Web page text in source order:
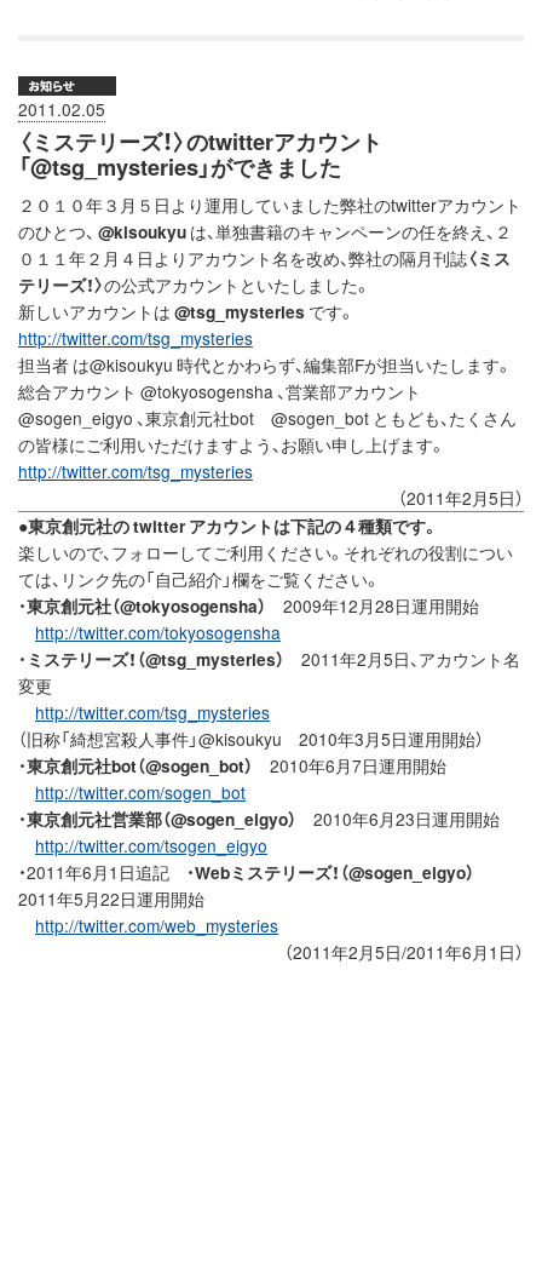
2011.02.05
〈ミステリーズ！〉のtwitterアカウント
「@tsg_mysteries」ができました
２０１０年３月５日より運用していました弊社のtwitterアカウント
のひとつ、 @kisoukyu は、単独書籍のキャンペーンの任を終え、２
０１１年２月４日よりアカウント名を改め、弊社の隔月刊誌〈ミス
テリーズ！〉の公式アカウントといたしました。
新しいアカウントは @tsg_mysteries です。
http://twitter.com/tsg_mysteries
担当者 は@kisoukyu 時代とかわらず、編集部Fが担当いたします。
総合アカウント @tokyosogensha 、営業部アカウント
@sogen_eigyo 、東京創元社bot @sogen_bot ともども、たくさん
の皆様にご利用いただけますよう、お願い申し上げます。
http://twitter.com/tsg_mysteries
（2011年2月5日）
●東京創元社の twitter アカウントは下記の４種類です。
楽しいので、フォローしてご利用ください。それぞれの役割につい
ては、リンク先の「自己紹介」欄をご覧ください。
・東京創元社（@tokyosogensha） 2009年12月28日運用開始
http://twitter.com/tokyosogensha
・ ミステリーズ！（@tsg_mysteries） 2011年2月5日、アカウント名
変更
http://twitter.com/tsg_mysteries
（旧称「綺想宮殺人事件」@kisoukyu 2010年3月5日運用開始）
・東京創元社bot（@sogen_bot） 2010年6月7日運用開始
http://twitter.com/sogen_bot
・東京創元社営業部（@sogen_eigyo） 2010年6月23日運用開始
http://twitter.com/tsogen_eigyo
・2011年6月1日追記 ・Webミステリーズ！（@sogen_eigyo）
2011年5月22日運用開始
http://twitter.com/web_mysteries
（2011年2月5日/2011年6月1日）